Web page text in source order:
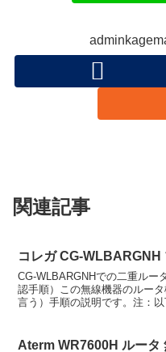
関連記事
コレガ CG-WLBARGNH
CG-WLBARGNHでの二重ルー
認手順）この無線機器のルー
言う）手順の説明です。注：
Aterm WR7600H ルータ